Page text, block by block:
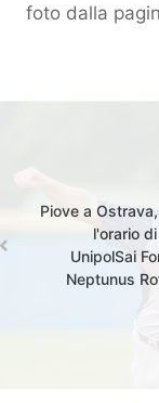
foto dalla
Piove a
l'orario
UnipolSai
Neptunus